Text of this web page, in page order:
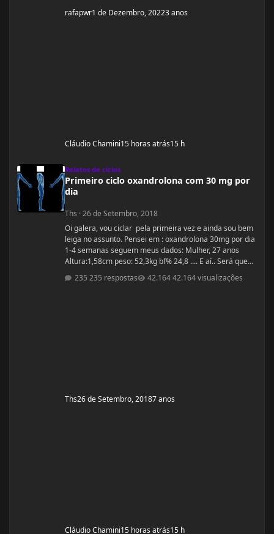
rafapwr1 de Dezembro, 20223 anos
Cláudio Chamini15 horas atrás15 h
Primeiro ciclo oxandrolona com 30 mg por dia
Relatos de ciclos
Primeiro ciclo oxandrolona com 30 mg por
dia
Ths ·26 de Setembro, 2018
Oi galera, vou ciclar pela primeira vez e ainda sou bem
leiga no assunto. Pensei em : oxandrolona 30mg por dia
1-4 semanas seguem meus dados: Mulher, 27 anos
Altura:1,58cm peso: 52,3kg bf% 24,8 .... E aí.. Será que
235 respostas 42.164 visualizações
Ths26 de Setembro, 20187 anos
Cláudio Chamini15 horas atrás15 h